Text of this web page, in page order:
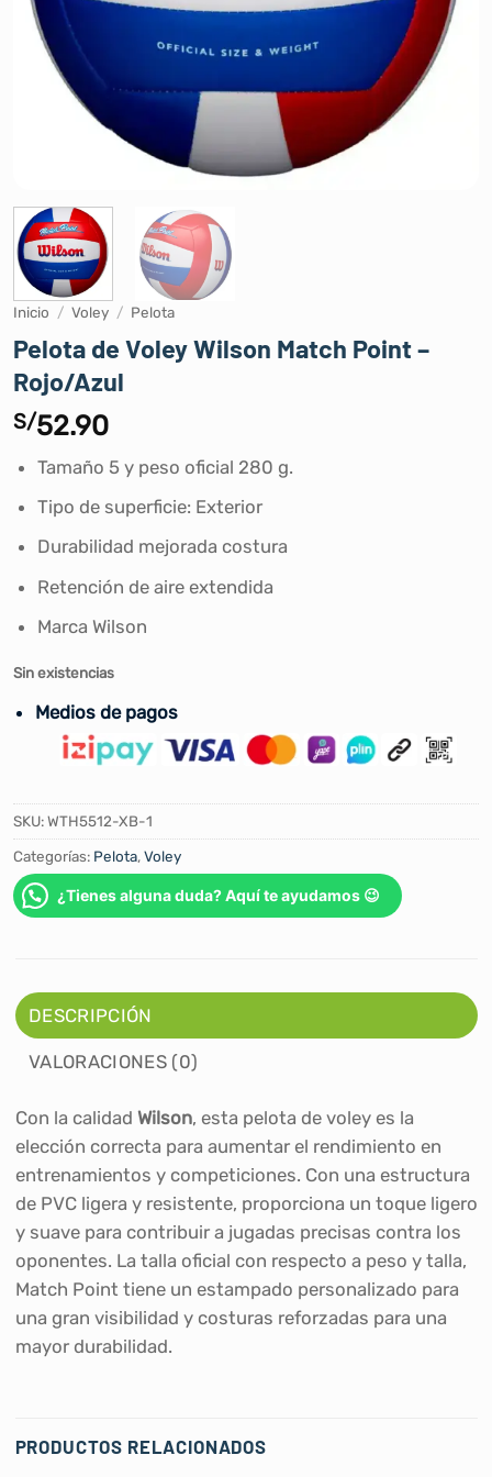
Inicio / Voley / Pelota
Pelota de Voley Wilson Match Point –
Rojo/Azul
S/52.90
Tamaño 5 y peso oficial 280 g.
Tipo de superficie: Exterior
Durabilidad mejorada costura
Retención de aire extendida
Marca Wilson
Sin existencias
Medios de pagos
SKU:WTH5512-XB-1
Categorías: Pelota,Voley
¿Tienes alguna duda? Aquí te ayudamos 😉
DESCRIPCIÓN
VALORACIONES (0)
Con la calidad Wilson, esta pelota de voley es la
elección correcta para aumentar el rendimiento en
entrenamientos y competiciones. Con una estructura
de PVC ligera y resistente, proporciona un toque ligero
y suave para contribuir a jugadas precisas contra los
oponentes. La talla oficial con respecto a peso y talla,
Match Point tiene un estampado personalizado para
una gran visibilidad y costuras reforzadas para una
mayor durabilidad.
PRODUCTOS RELACIONADOS